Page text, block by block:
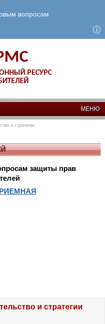
РЕСУРС
МЕНЮ
и стратегии
защиты прав
и стратегии